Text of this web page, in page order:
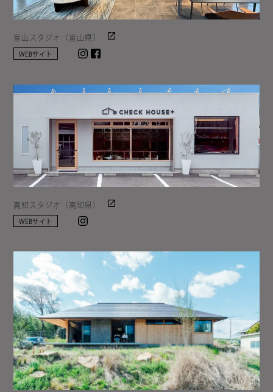
富山スタジオ（富山県）
WEBサイト Instagram
高知スタジオ（高知県）
WEBサイト